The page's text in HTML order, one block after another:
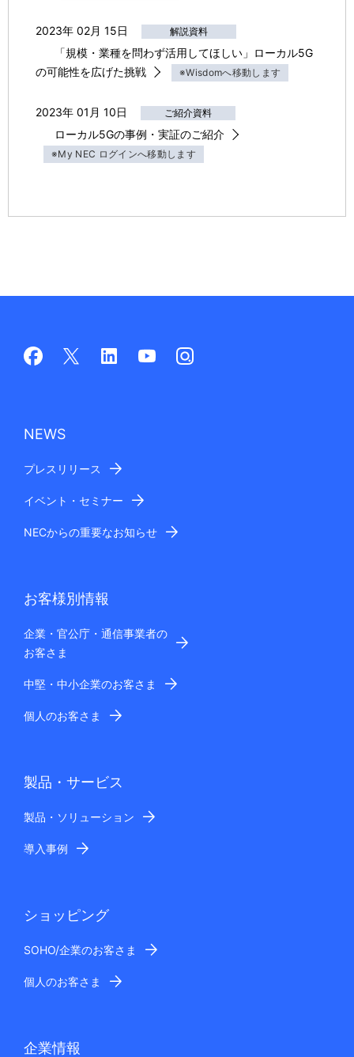
2023年 02月 15日 解説資料
「規模・業種を問わず活用してほしい」ローカル5G
の可能性を広げた挑戦
※Wisdomへ移動します
2023年 01月 10日 ご紹介資料
ローカル5Gの事例・実証のご紹介
※My NEC ログインへ移動します
NEWS
プレスリリース
イベント・セミナー
NECからの重要なお知らせ
お客様別情報
企業・官公庁・通信事業者の
お客さま
中堅・中小企業のお客さま
個人のお客さま
製品・サービス
製品・ソリューション
導入事例
ショッピング
SOHO/企業のお客さま
個人のお客さま
企業情報